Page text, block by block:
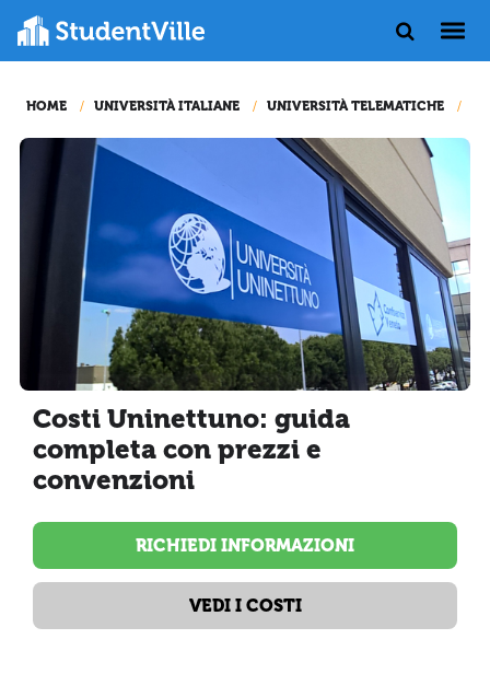
HOME UNIVERSITÀ ITALIANE UNIVERSITÀ TELEMATICHE
Costi Uninettuno: guida
completa con prezzi e
convenzioni
RICHIEDI INFORMAZIONI
VEDI I COSTI